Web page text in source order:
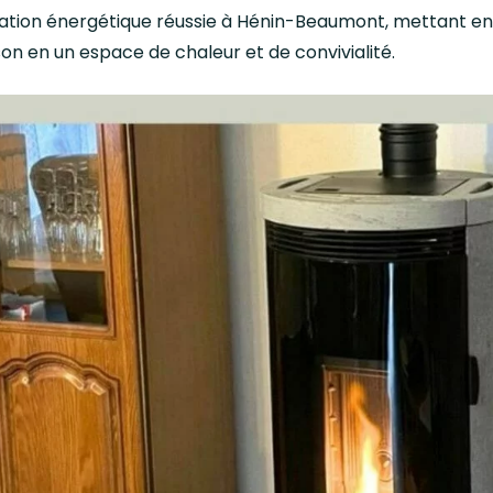
énergétique réussie à Hénin-Beaumont, mettant
en un espace de chaleur et de convivialité.